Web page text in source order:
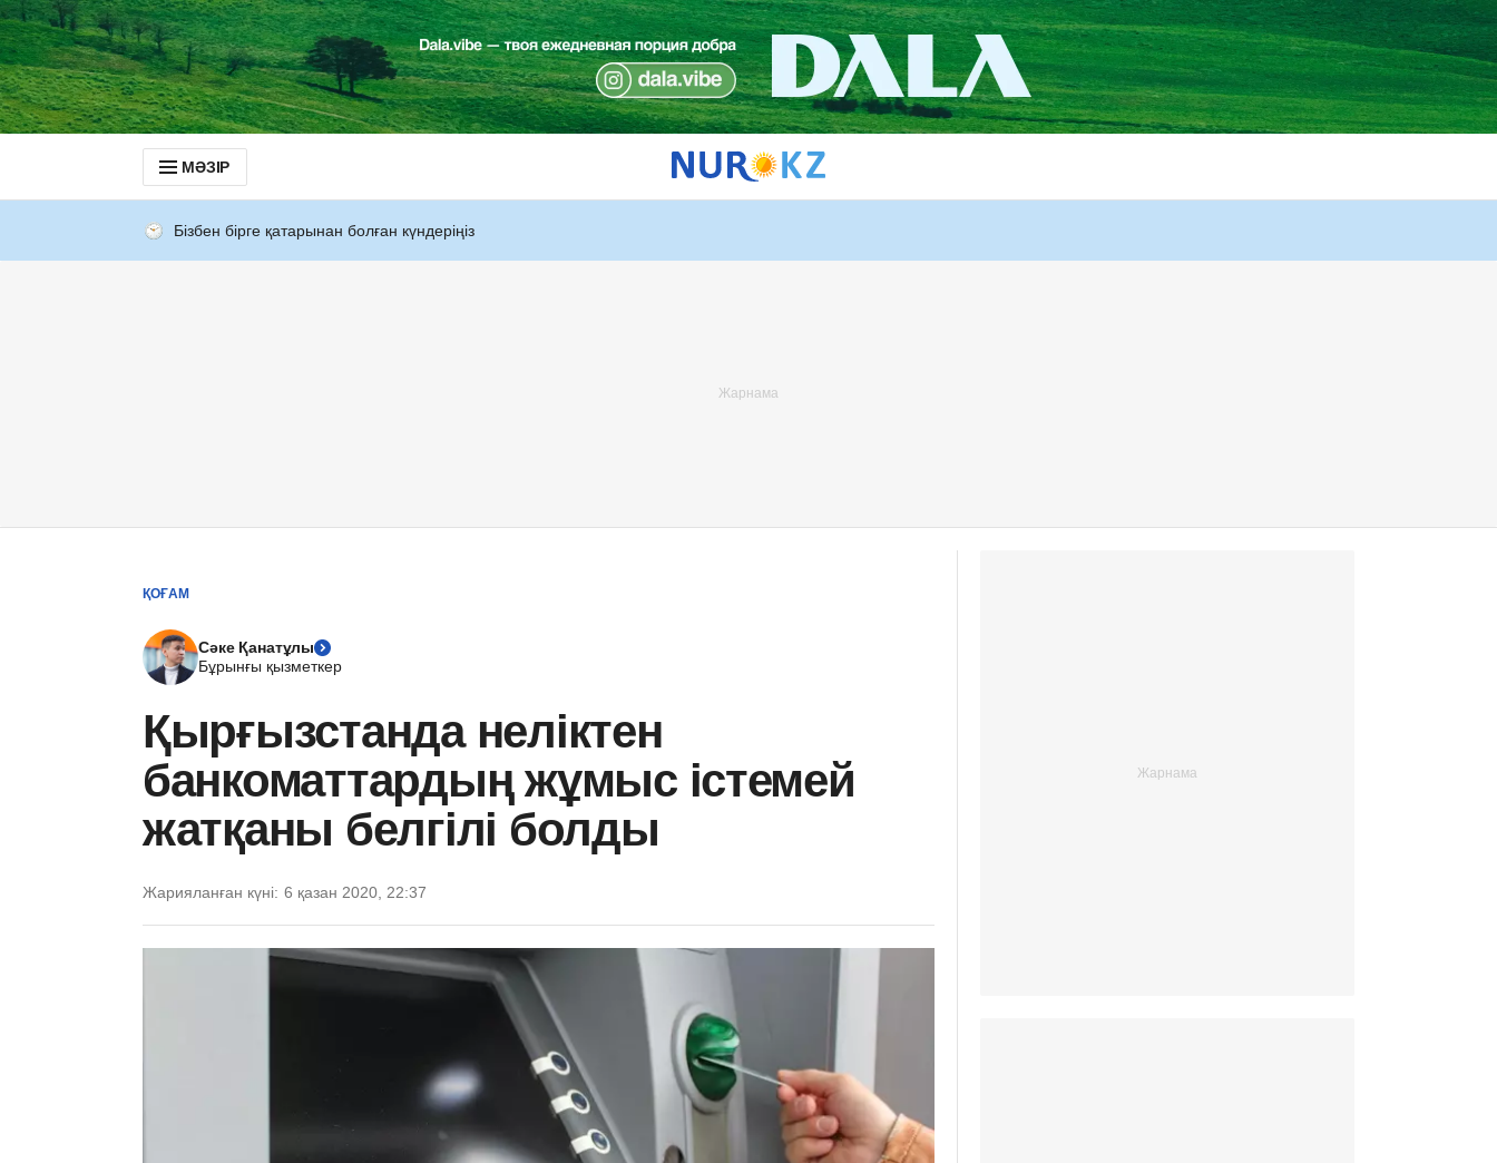
МӘЗІР
Бізбен бірге қатарынан болған күндеріңіз
ҚОҒАМ
Сәке Қанатұлы
Бұрынғы қызметкер
Қырғызстанда неліктен
банкоматтардың жұмыс істемей
жатқаны белгілі болды
Жарияланған күні: 6 қазан 2020, 22:37